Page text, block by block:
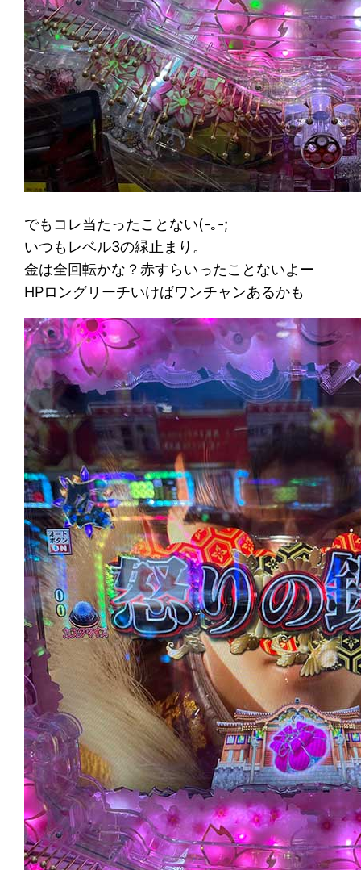
でもコレ当たったことない(-｡-;
いつもレベル3の緑止まり。
金は全回転かな？赤すらいったことないよー
HPロングリーチいけばワンチャンあるかも